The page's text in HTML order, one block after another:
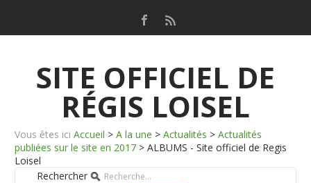
SITE OFFICIEL DE
RÉGIS LOISEL
Vous êtes ici Accueil > A la une > Actualités > Actualités
publiées sur le site en 2017 > ALBUMS - Site officiel de Regis
Loisel
Rechercher